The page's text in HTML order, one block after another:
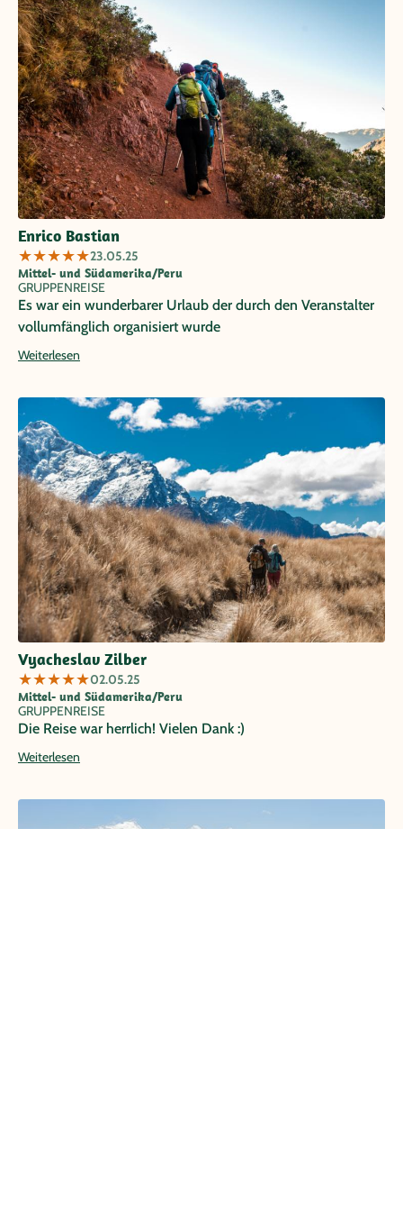
und die Menschen sind toll und ich werde auf jeden Fall
wiederkommen! Vielen lieben Dank Papaya Tours – es war
die bisher schönste Reise, die ich je gemacht habe!
Enrico Bastian
★★★★★23.05.25
Mittel- und Südamerika/Peru
GRUPPENREISE
Es war ein wunderbarer Urlaub der durch den Veranstalter
vollumfänglich organisiert wurde
Weiterlesen
Vyacheslav Zilber
★★★★★02.05.25
Mittel- und Südamerika/Peru
GRUPPENREISE
Die Reise war herrlich! Vielen Dank :)
Weiterlesen